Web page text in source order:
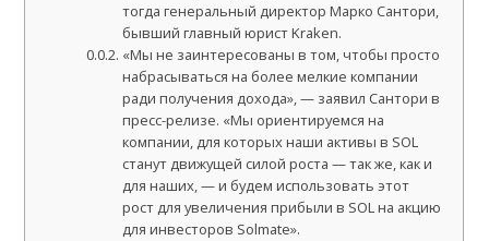
тогда генеральный директор Марко Сантори,
бывший главный юрист Kraken.
«Мы не заинтересованы в том, чтобы просто
набрасываться на более мелкие компании
ради получения дохода», — заявил Сантори в
пресс-релизе. «Мы ориентируемся на
компании, для которых наши активы в SOL
станут движущей силой роста — так же, как и
для наших, — и будем использовать этот
рост для увеличения прибыли в SOL на акцию
для инвесторов Solmate».